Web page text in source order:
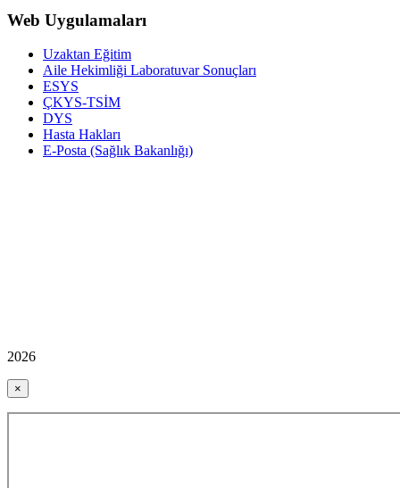
Web Uygulamaları
Uzaktan Eğitim
Aile Hekimliği Laboratuvar Sonuçları
ESYS
ÇKYS-TSİM
DYS
Hasta Hakları
E-Posta (Sağlık Bakanlığı)
2026
×